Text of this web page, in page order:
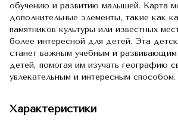
обучению и развитию малышей. Карта
дополнительные элементы, такие как
памятников культуры или известных
более интересной для детей. Эта
станет важным учебным и
детей, помогая им изучать географию
увлекательным и интересным способом.
Характеристики